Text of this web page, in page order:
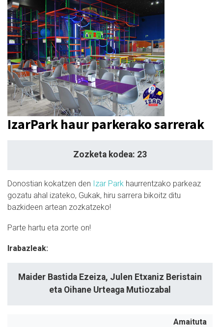
IzarPark haur parkerako sarrerak
Zozketa kodea: 23
Donostian kokatzen den Izar Park haurrentzako parkeaz
gozatu ahal izateko, Gukak, hiru sarrera bikoitz ditu
bazkideen artean zozkatzeko!
Parte hartu eta zorte on!
Irabazleak:
Maider Bastida Ezeiza, Julen Etxaniz Beristain
eta Oihane Urteaga Mutiozabal
Amaituta